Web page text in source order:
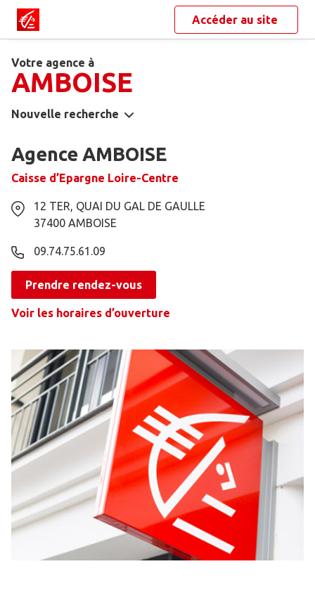
Accéder au site
Votre agence à
AMBOISE
Nouvelle recherche
Agence AMBOISE
Caisse d’Epargne Loire-Centre
12 TER, QUAI DU GAL DE GAULLE
37400 AMBOISE
09.74.75.61.09
Prendre rendez-vous
Voir les horaires d’ouverture